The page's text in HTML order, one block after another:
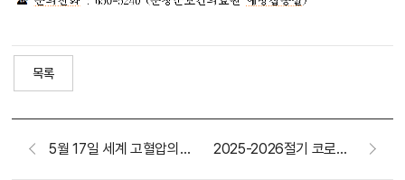
목록
5월 17일 세계 고혈압의 날을 맞아 혈압을 측정해 보세요! 2025-2026절기 코로나19 예방접종 사업 기간 연장 안내